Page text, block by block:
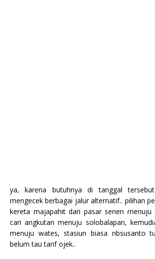
ya, karena butuhnya di tanggal
mengecek berbagai jalur alternatif.. pilihan
kereta majapahit dari pasar senen menuju
cari angkutan menuju solobalapan,
menuju wates, stasiun biasa nbsusanto
belum tau tarif ojek..